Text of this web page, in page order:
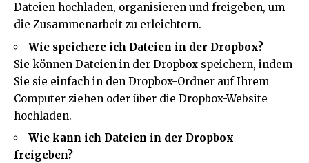
Dateien hochladen, organisieren und freigeben, um
die Zusammenarbeit zu erleichtern.
Wie speichere ich Dateien in der Dropbox?
Sie können Dateien in der Dropbox speichern, indem
Sie sie einfach in den Dropbox-Ordner auf Ihrem
Computer ziehen oder über die Dropbox-Website
hochladen.
Wie kann ich Dateien in der Dropbox
freigeben?